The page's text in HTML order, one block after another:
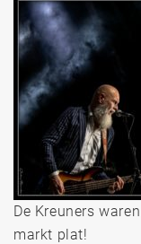
De Kreuners
markt plat!